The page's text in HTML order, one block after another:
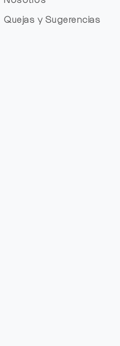
Quejas y Sugerencias